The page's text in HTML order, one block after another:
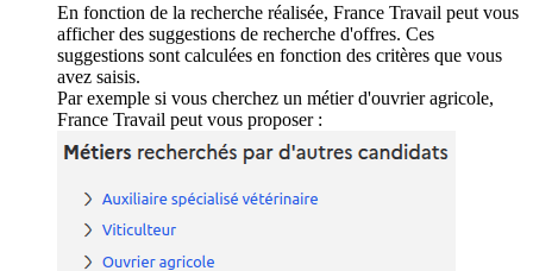
En fonction de la recherche réalisée, France Travail peut vous
afficher des suggestions de recherche d'offres. Ces
suggestions sont calculées en fonction des critères que vous
avez saisis.
Par exemple si vous cherchez un métier d'ouvrier agricole,
France Travail peut vous proposer :